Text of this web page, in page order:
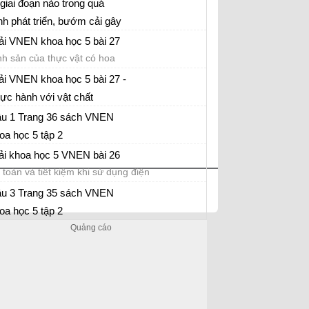
đoạn nào trong quá
phát triển, bướm cải gây
hại nhất đối với cây, hoa
VNEN Khoa học 5 bài 31
VNEN khoa học 5 bài 27
sản của thực vật có hoa
VNEN khoa học 5 bài 27 -
hành với vật chất
VNEN khoa học 5 bài 27
1 Trang 36 sách VNEN
học 5 tập 2
Giải khoa học 5 VNEN bài 26
khoa học 5 VNEN bài 26
toàn và tiết kiệm khi sử dụng điện
3 Trang 35 sách VNEN
học 5 tập 2
dựng cam kết sử dụng an toàn và tiết kiệm